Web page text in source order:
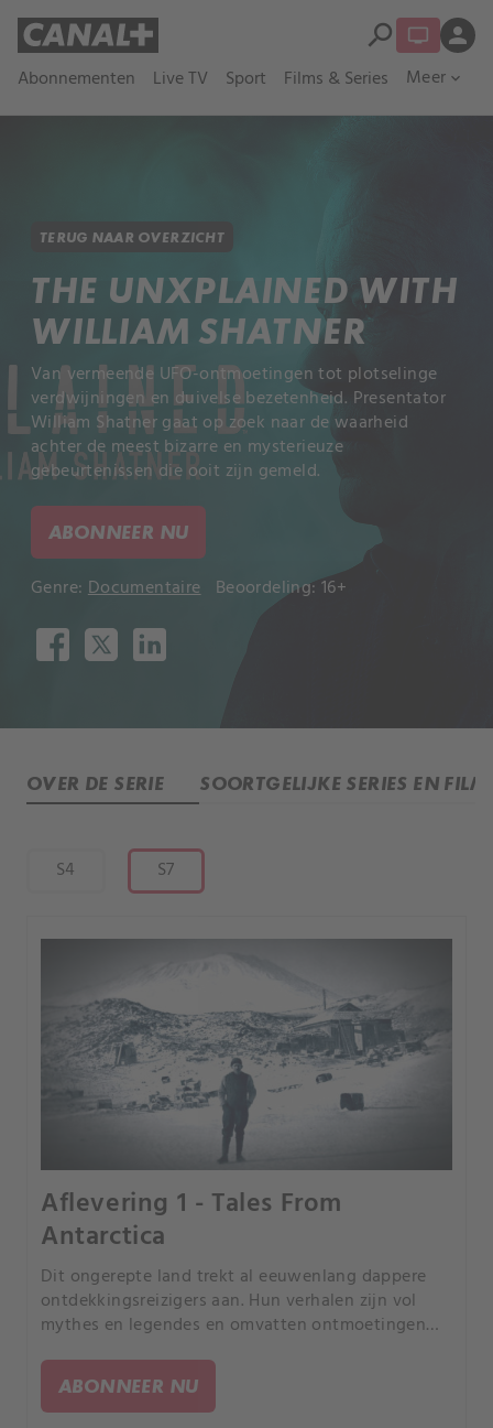
Abonnementen Live TV Sport Films & Series Meer expand_more
search person
TERUG NAAR OVERZICHT
THE UNXPLAINED WITH
WILLIAM SHATNER
Van vermeende UFO-ontmoetingen tot plotselinge
verdwijningen en duivelse bezetenheid. Presentator
William Shatner gaat op zoek naar de waarheid
achter de meest bizarre en mysterieuze
gebeurtenissen die ooit zijn gemeld.
ABONNEER NU
Genre: Documentaire Beoordeling: 16+
OVER DE SERIE SOORTGELIJKE SERIES EN
S4 S7
Aflevering 1 - Tales From
Antarctica
Dit ongerepte land trekt al eeuwenlang dappere
ontdekkingsreizigers aan. Hun verhalen zijn vol
mythes en legendes en omvatten ontmoetingen
ABONNEER NU